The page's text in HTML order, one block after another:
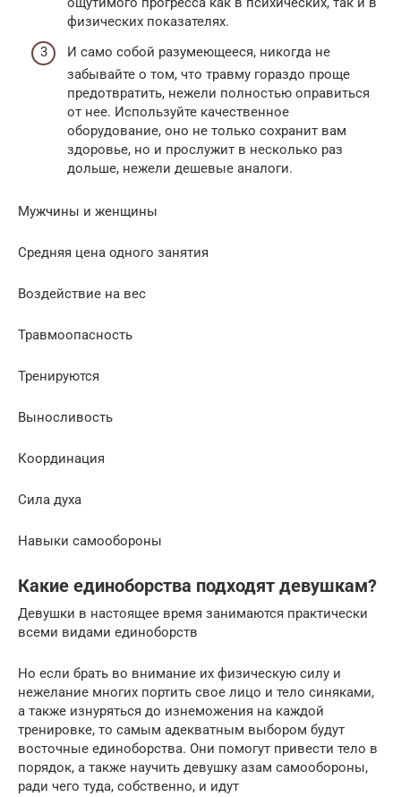
физических показателях.
И само собой разумеющееся, никогда не
забывайте о том, что травму гораздо проще
предотвратить, нежели полностью оправиться
от нее. Используйте качественное
оборудование, оно не только сохранит вам
здоровье, но и прослужит в несколько раз
дольше, нежели дешевые аналоги.
Мужчины и женщины
Средняя цена одного занятия
Воздействие на вес
Травмоопасность
Тренируются
Выносливость
Координация
Сила духа
Навыки самообороны
Какие единоборства подходят девушкам?
Девушки в настоящее время занимаются практически
всеми видами единоборств
Но если брать во внимание их физическую силу и
нежелание многих портить свое лицо и тело синяками,
а также изнуряться до изнеможения на каждой
тренировке, то самым адекватным выбором будут
восточные единоборства. Они помогут привести тело в
порядок, а также научить девушку азам самообороны,
ради чего туда, собственно, и идут